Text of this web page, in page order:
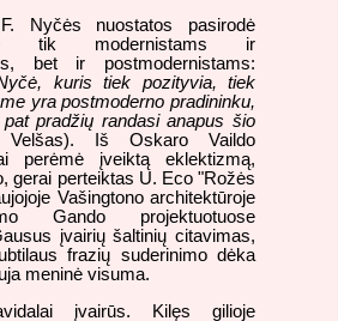
Nyčės nuostatos pasirodė
tik modernistams ir
bet ir postmodernistams:
kuris tiek pozityvia, tiek
yra postmoderno pradininku,
pradžių randasi anapus šio
Iš Oskaro Vaildo
perėmė įveiktą eklektizmą,
gerai perteiktas U. Eco "Rožės
Vašingtono architektūroje
Gando projektuotuose
įvairių šaltinių citavimas,
frazių suderinimo dėka
meninė visuma.
įvairūs. Kilęs gilioje